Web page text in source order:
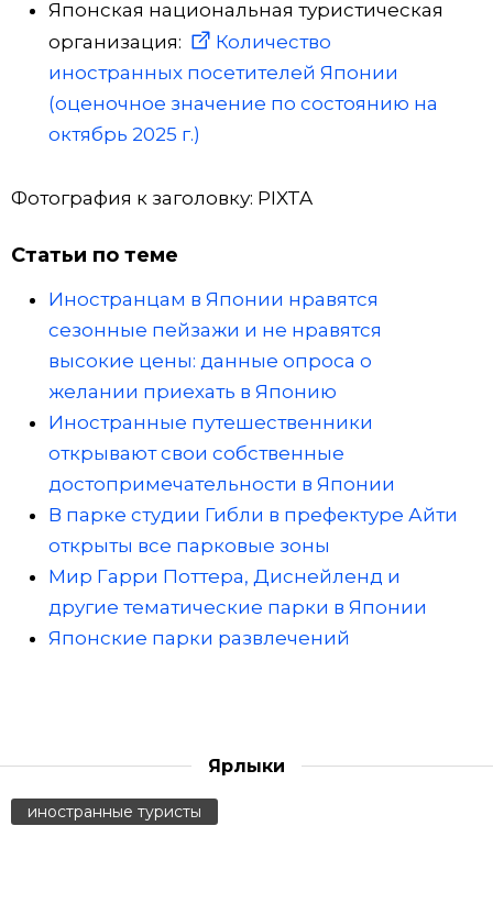
Японская национальная туристическая
организация:
Количество
иностранных посетителей Японии
(оценочное значение по состоянию на
октябрь 2025 г.)
Фотография к заголовку: PIXTA
Статьи по теме
Иностранцам в Японии нравятся
сезонные пейзажи и не нравятся
высокие цены: данные опроса о
желании приехать в Японию
Иностранные путешественники
открывают свои собственные
достопримечательности в Японии
В парке студии Гибли в префектуре Айти
открыты все парковые зоны
Мир Гарри Поттера, Диснейленд и
другие тематические парки в Японии
Японские парки развлечений
Ярлыки
иностранные туристы